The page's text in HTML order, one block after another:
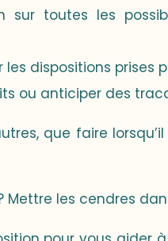
sur toutes les
dispositions prises
ou anticiper des
que faire
Mettre les cendres